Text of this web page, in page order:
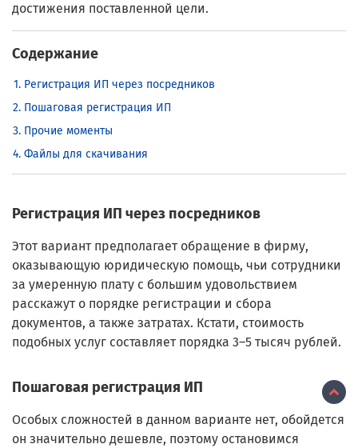
достижения поставленной цели.
Содержание
Регистрация ИП через посредников
Пошаговая регистрация ИП
Прочие моменты
Файлы для скачивания
Регистрация ИП через посредников
Этот вариант предполагает обращение в фирму,
оказывающую юридическую помощь, чьи сотрудники
за умеренную плату с большим удовольствием
расскажут о порядке регистрации и сбора
документов, а также затратах. Кстати, стоимость
подобных услуг составляет порядка 3–5 тысяч рублей.
Пошаговая регистрация ИП
Особых сложностей в данном варианте нет, обойдется
он значительно дешевле, поэтому остановимся